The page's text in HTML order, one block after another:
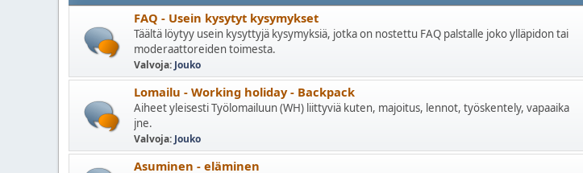
FAQ - Usein kysytyt kysymykset
Täältä löytyy usein kysyttyjä kysymyksiä, jotka on nostettu FAQ palstalle joko ylläpidon tai
moderaattoreiden toimesta.
Valvoja: Jouko
Lomailu - Working holiday - Backpack
Aiheet yleisesti Työlomailuun (WH) liittyviä kuten, majoitus, lennot, työskentely, vapaaika
jne.
Valvoja: Jouko
Asuminen - eläminen